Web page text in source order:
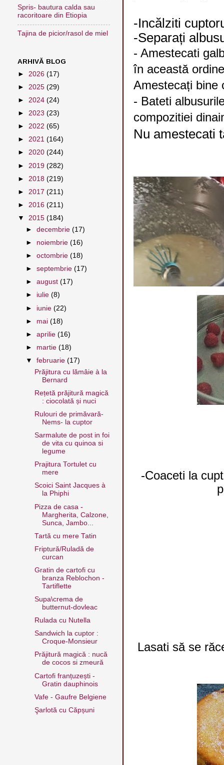
-Incălziti
-Separați
- Amestecati
în această
Amestecați bine
- Bateti
compozitiei
Nu amestecati
-Coaceti la
Lasati să se
Spris- bautura calda sau
racoritoare din Etiopia
Tajina de picior/rasol de miel
ARHIVĂ BLOG
► 2026 (17)
► 2025 (29)
► 2024 (24)
► 2023 (23)
► 2022 (65)
► 2021 (164)
► 2020 (244)
► 2019 (282)
► 2018 (219)
► 2017 (211)
► 2016 (211)
▼ 2015 (184)
►decembrie(17)
► noiembrie(16)
►octombrie(18)
►septembrie(17)
►august(17)
► iulie(8)
► iunie(22)
► mai(18)
►aprilie(16)
► martie(18)
▼februarie(17)
Prăjitura cu lămâie à la
Bernard
Rețetă prăjitură magică
: ciocolată și nuci
Rulouri de primăvară-
Nems- la cuptor
Sarmalute de post in foi
de vita cu quinoa si
legume
Prajitura Tortulet cu
mere
Scoici Saint Jacques à
la Phiphi
Pizza de casa -
Margherita, Calzone,
Sunca, Jambo...
Tartă cu mere Tatin
Friptură/Ruladă de
curcan
Gratin de cartofi cu
branza Reblochon -
Tartiflette
Supa\crema de
butternut-dovleac
Rulada cu Nutella
Sandwich la cuptor :
Croque-Monsieur
Prăjitură magică : nucă
de cocos si zmeură
Cartofi franțuzești -
Gratin dauphinois
Vafe - Gaufre Belgiene
Şarlotă cu Căpșuni